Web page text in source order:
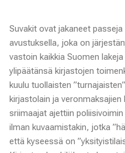
Suvakit ovat jakaneet
avustuksella, joka on
vastoin kaikkia Suomen
ylipäätänsä kirjastojen
kuulu tuollaisten
kirjastolain ja
sriimaajat ajettiin
ilman kuvaamistakin, jotka
että kyseessä on